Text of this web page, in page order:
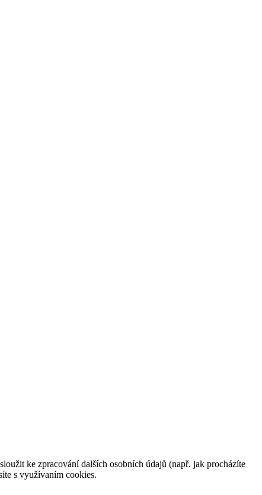
ke zpracování dalších osobních údajů (např. jak procházíte
s využívaním cookies.